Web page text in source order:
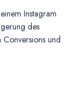
Instagram
des
und